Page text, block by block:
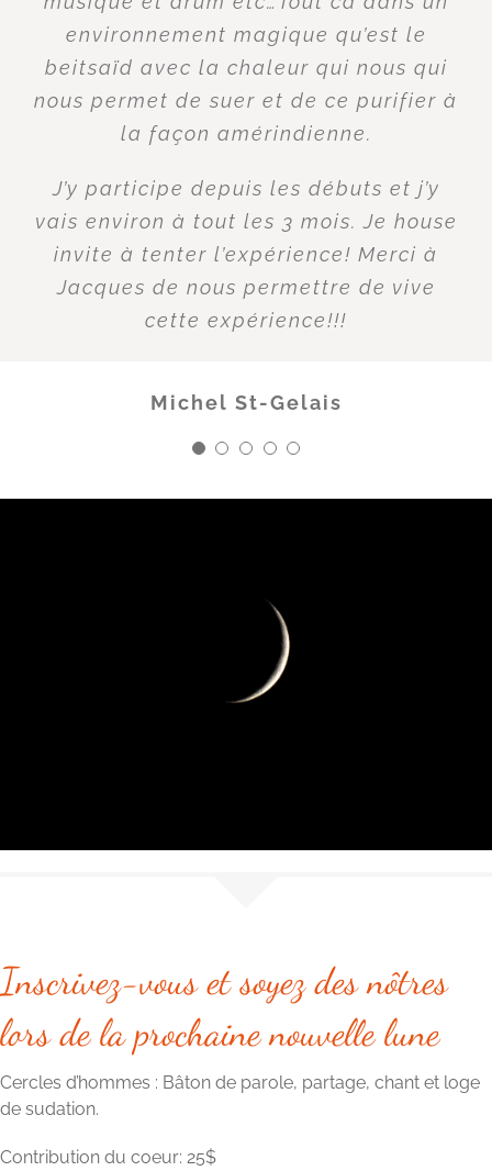
environnement magique qu’est le
beitsaïd avec la chaleur qui nous qui
nous permet de suer et de ce purifier à
la façon amérindienne.
J’y participe depuis les débuts et j’y
vais environ à tout les 3 mois. Je house
invite à tenter l’expérience! Merci à
Jacques de nous permettre de vive
cette expérience!!!
Michel St-Gelais
recommanderais toujours a quiconque
en a la connaissance.
pouvais faire confiance, a certain! Pour
moi c’est un point de départ incroyable!
J’ai ressenti l’amour fraternelle, je
pouvais vraiment me sentir supporté
avec des hommes qui posaient un
regard sur moi , en etant tout
simplement là, au service a être un
mirroir a mes sentis, que j’ai pu
reconnaître un a un!
Merci d’avoir écouté cet élan chez toi!
moi, puissent oser croire enfin, que le
destiné!
Inscrivez-vous et soyez des nôtres
lors de la prochaine nouvelle lune
Cercles d’hommes : Bâton de parole, partage, chant et loge
de sudation.
Contribution du coeur: 25$